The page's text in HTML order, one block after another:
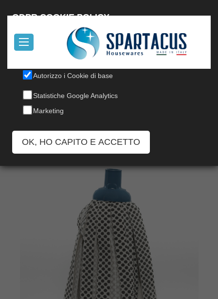
MOP SINTETICO AZIONE
GRATTANTE
GDPR COOKIE POLICY
Il nostro sito utilizza cookies, per informazioni, leggi la nostra
Cookie Policy
Autorizzo i Cookie di base
Statistiche Google Analytics
Marketing
OK, HO CAPITO E ACCETTO